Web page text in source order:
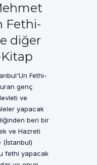
Fethi-
diğer
Fethi-
genç
ve
yapacak
beri bir
ve Hazreti
(İstanbul)
fethi yapacak